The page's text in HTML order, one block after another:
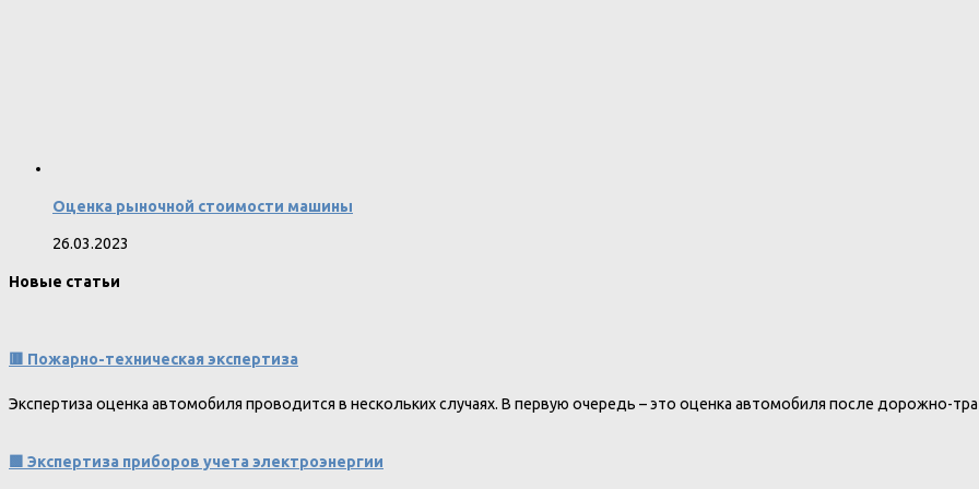
Оценка рыночной стоимости машины
26.03.2023
Новые статьи
🟥 Пожарно-техническая экспертиза
Экспертиза оценка автомобиля проводится в нескольких случаях. В первую очередь – это оценка автомобиля после дорожно-
🟩 Экспертиза приборов учета электроэнергии